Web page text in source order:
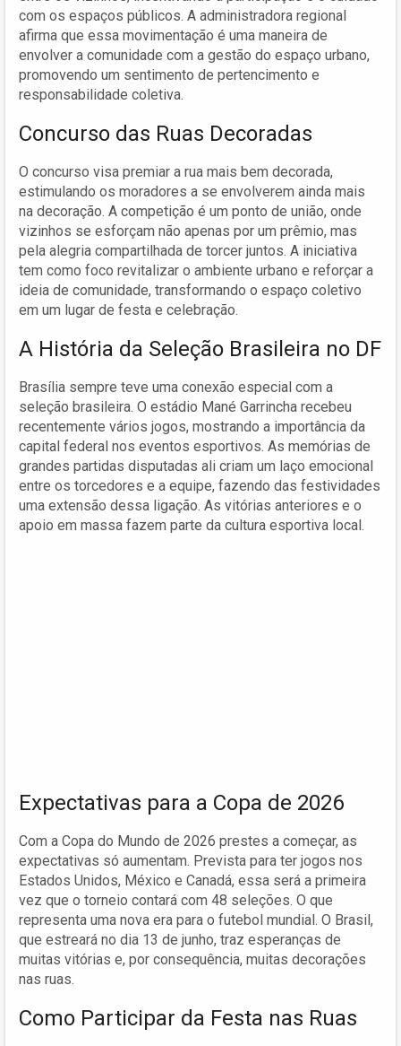
com os espaços públicos. A administradora regional
afirma que essa movimentação é uma maneira de
envolver a comunidade com a gestão do espaço urbano,
promovendo um sentimento de pertencimento e
responsabilidade coletiva.
Concurso das Ruas Decoradas
O concurso visa premiar a rua mais bem decorada,
estimulando os moradores a se envolverem ainda mais
na decoração. A competição é um ponto de união, onde
vizinhos se esforçam não apenas por um prêmio, mas
pela alegria compartilhada de torcer juntos. A iniciativa
tem como foco revitalizar o ambiente urbano e reforçar a
ideia de comunidade, transformando o espaço coletivo
em um lugar de festa e celebração.
A História da Seleção Brasileira no DF
Brasília sempre teve uma conexão especial com a
seleção brasileira. O estádio Mané Garrincha recebeu
recentemente vários jogos, mostrando a importância da
capital federal nos eventos esportivos. As memórias de
grandes partidas disputadas ali criam um laço emocional
entre os torcedores e a equipe, fazendo das festividades
uma extensão dessa ligação. As vitórias anteriores e o
apoio em massa fazem parte da cultura esportiva local.
Expectativas para a Copa de 2026
Com a Copa do Mundo de 2026 prestes a começar, as
expectativas só aumentam. Prevista para ter jogos nos
Estados Unidos, México e Canadá, essa será a primeira
vez que o torneio contará com 48 seleções. O que
representa uma nova era para o futebol mundial. O Brasil,
que estreará no dia 13 de junho, traz esperanças de
muitas vitórias e, por consequência, muitas decorações
nas ruas.
Como Participar da Festa nas Ruas